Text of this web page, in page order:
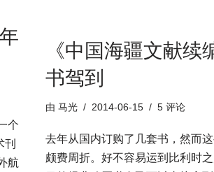
个
刊
航
《中国海疆文献续
书驾到
由 马光 2014-06-15 5 评论
去年从国内订购了几套书，然而
颇费周折。好不容易运到比利时